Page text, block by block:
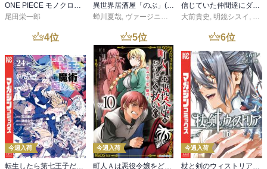
ONE PIECE モノクロ版 115
尾田栄一郎
異世界居酒屋「のぶ」(22)
蝉川夏哉, ヴァージニア二等兵 ,転
信じていた仲間達にダンジョン奥地で殺されかけたがギフト『無限ガチャ』でレベル９９９９の仲間達を手に入れて元パーティーメンバーと世界に復讐＆『ざまぁ！』します！（２３）
大前貴史 , 明鏡シスイ , ｔ
4位
今週入荷
転生したら第七王子だったので、気ままに魔術を極めます（２４）
5位
今週入荷
町人Ａは悪役令嬢をどうしても救いたい ～どぶと空と氷の姫君～１０【電子書店共通特典イラスト付】
6位
今週入荷
杖と剣のウィストリア（１６）